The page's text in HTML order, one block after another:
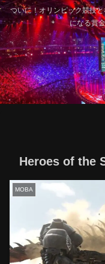
ついに！オリンピック競技
になる賞
Heroes of the
MOBA